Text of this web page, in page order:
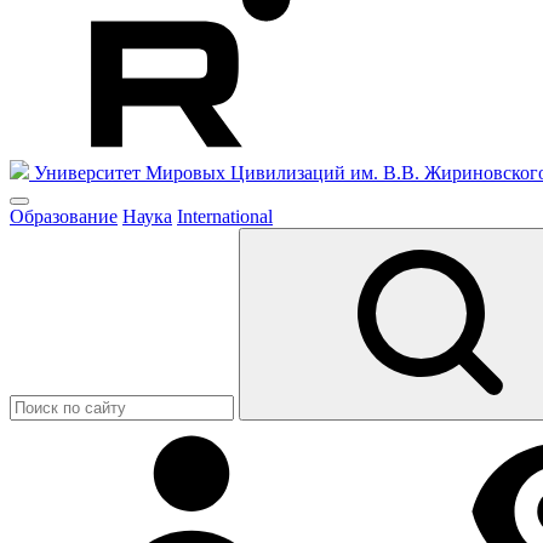
Университет Мировых Цивилизаций им. В.В.
Образование Наука International